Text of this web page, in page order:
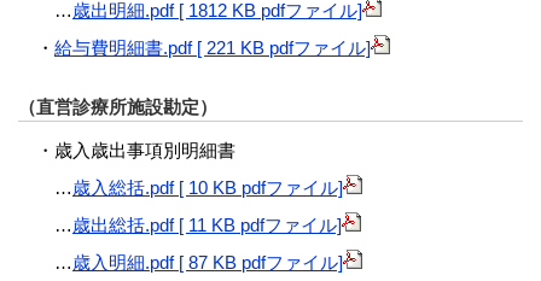
…歳出明細.pdf [ 1812 KB pdfファイル]
・ 給与費明細書.pdf [ 221 KB pdfファイル]
（直営診療所施設勘定）
・歳入歳出事項別明細書
…歳入総括.pdf [ 10 KB pdfファイル]
…歳出総括.pdf [ 11 KB pdfファイル]
…歳入明細.pdf [ 87 KB pdfファイル]